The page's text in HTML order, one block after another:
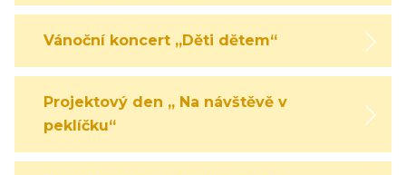
Vánoční koncert „Děti dětem“
Projektový den „ Na návštěvě v
peklíčku“